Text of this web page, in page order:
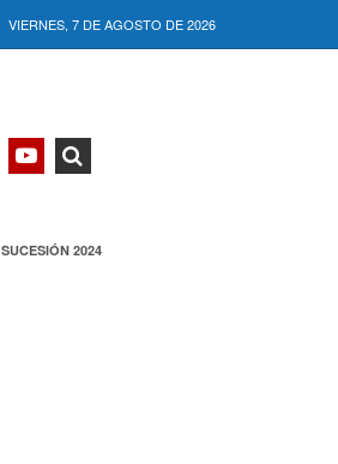
VIERNES, 7 DE AGOSTO DE 2026
SUCESIÓN 2024